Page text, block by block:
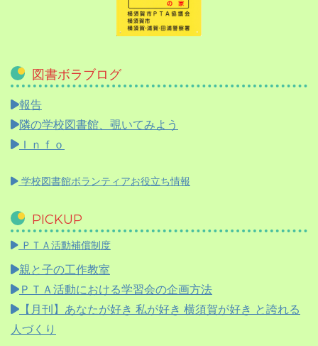
図書ボラブログ
報告
隣の学校図書館、覗いてみよう
Ｉｎｆｏ
学校図書館ボランティアお役立ち情報
PICKUP
ＰＴＡ活動補償制度
親と子の工作教室
ＰＴＡ活動における学習会の企画方法
【月刊】 あなたが好き 私が好き 横須賀が好き と誇れる
人づくり